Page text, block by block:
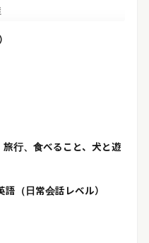
行、食べること、犬と遊
（日常会話レベル）